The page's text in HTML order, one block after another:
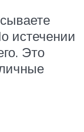
истечении
Это